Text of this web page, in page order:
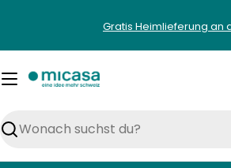
springen
Gratis Heimlieferung an
Suchen